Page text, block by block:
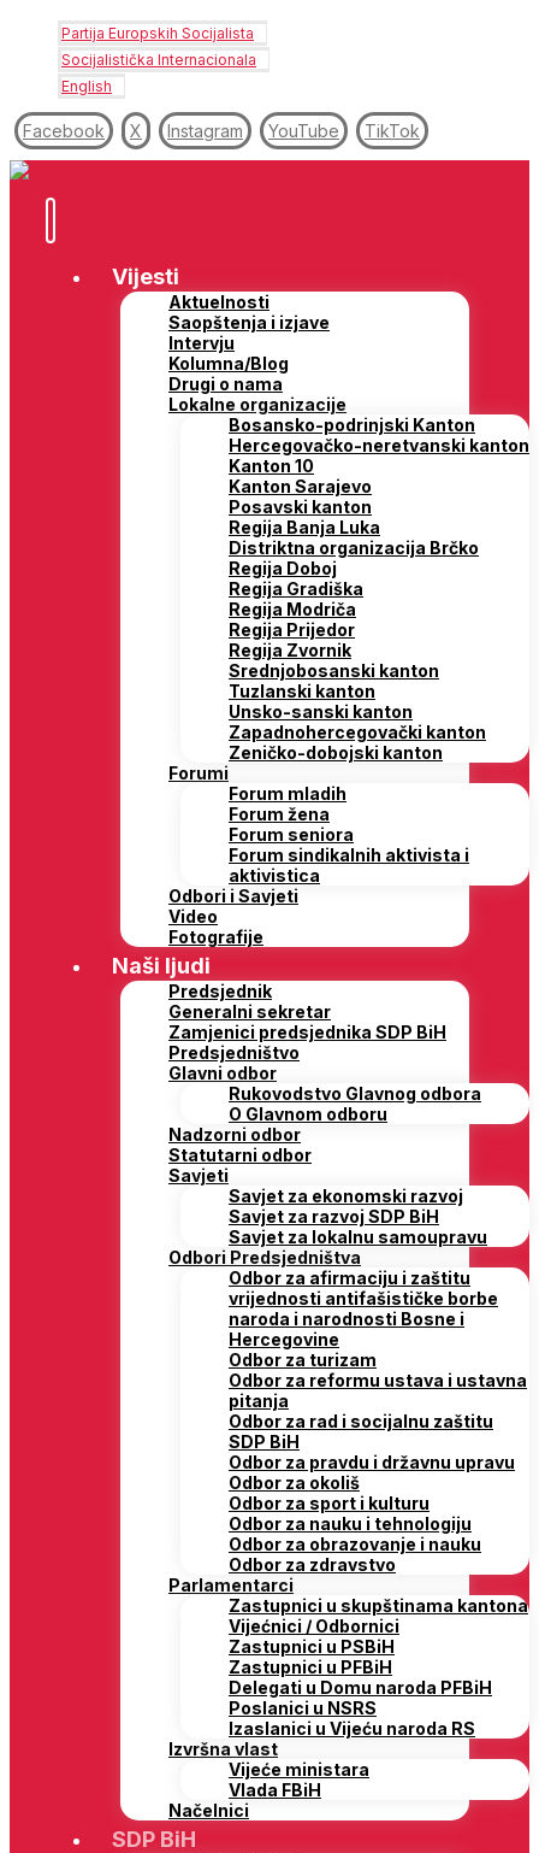
Partija Europskih Socijalista
Socijalistička Internacionala
English
Facebook X Instagram YouTube TikTok
Vijesti
Aktuelnosti
Saopštenja i izjave
Intervju
Kolumna/Blog
Drugi o nama
Lokalne organizacije
Bosansko-podrinjski Kanton
Hercegovačko-neretvanski kanton
Kanton 10
Kanton Sarajevo
Posavski kanton
Regija Banja Luka
Distriktna organizacija Brčko
Regija Doboj
Regija Gradiška
Regija Modriča
Regija Prijedor
Regija Zvornik
Srednjobosanski kanton
Tuzlanski kanton
Unsko-sanski kanton
Zapadnohercegovački kanton
Zeničko-dobojski kanton
Forumi
Forum mladih
Forum žena
Forum seniora
Forum sindikalnih aktivista i
aktivistica
Odbori i Savjeti
Video
Fotografije
Naši ljudi
Predsjednik
Generalni sekretar
Zamjenici predsjednika SDP BiH
Predsjedništvo
Glavni odbor
Rukovodstvo Glavnog odbora
O Glavnom odboru
Nadzorni odbor
Statutarni odbor
Savjeti
Savjet za ekonomski razvoj
Savjet za razvoj SDP BiH
Savjet za lokalnu samoupravu
Odbori Predsjedništva
Odbor za afirmaciju i zaštitu
vrijednosti antifašističke borbe
naroda i narodnosti Bosne i
Hercegovine
Odbor za turizam
Odbor za reformu ustava i ustavna
pitanja
Odbor za rad i socijalnu zaštitu
SDP BiH
Odbor za pravdu i državnu upravu
Odbor za okoliš
Odbor za sport i kulturu
Odbor za nauku i tehnologiju
Odbor za obrazovanje i nauku
Odbor za zdravstvo
Parlamentarci
Zastupnici u skupštinama kantona
Vijećnici / Odbornici
Zastupnici u PSBiH
Zastupnici u PFBiH
Delegati u Domu naroda PFBiH
Poslanici u NSRS
Izaslanici u Vijeću naroda RS
Izvršna vlast
Vijeće ministara
Vlada FBiH
Načelnici
SDP BiH